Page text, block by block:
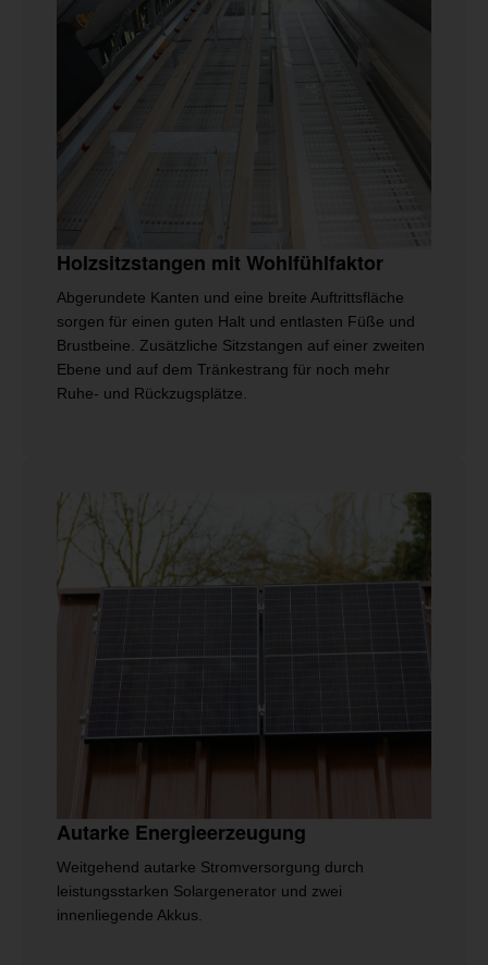
Holzsitzstangen mit Wohlfühlfaktor
Abgerundete Kanten und eine breite Auftrittsfläche
sorgen für einen guten Halt und entlasten Füße und
Brustbeine. Zusätzliche Sitzstangen auf einer zweiten
Ebene und auf dem Tränkestrang für noch mehr
Ruhe- und Rückzugsplätze.
Autarke Energieerzeugung
Weitgehend autarke Stromversorgung durch
leistungsstarken Solargenerator und zwei
innenliegende Akkus.